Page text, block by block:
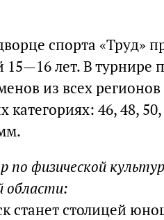
спорта «Труд»
лет. В турнире
из всех
46, 48, 50,
по физической
области:
станет столицей